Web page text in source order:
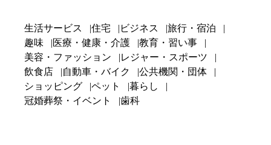
生活サービス 住宅 ビジネス
旅行・宿泊
趣味
医療・健康・介護
教育・習い事
美容・ファッション
レジャー・スポーツ
飲食店
自動車・バイク
公共機関・団体
ショッピング
ペット
暮らし
冠婚葬祭・イベント
歯科